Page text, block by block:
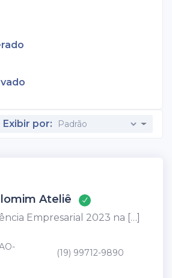
Exibir por:
Ateliê
Empresarial 2023 na […]
(19) 99712-9890